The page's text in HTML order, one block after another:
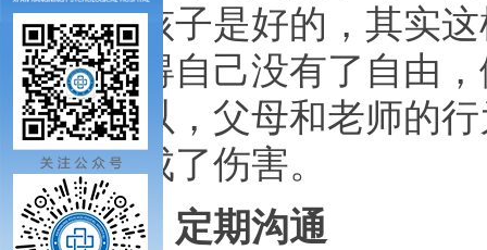
旁边对孩子是好的，其实
受，觉得自己没有了自由
下，所以，父母和老师的
关爱变成了伤害。
三、定期沟通